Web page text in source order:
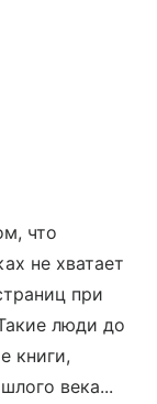
что
не хватает
при
люди до
книги,
века...